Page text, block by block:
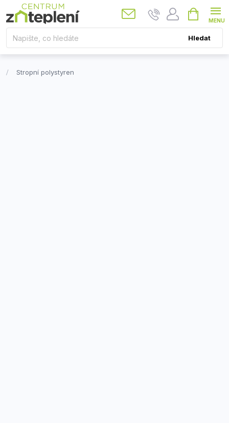
na
obsah
Hledat
Nákupní
košík
Stropní polystyren